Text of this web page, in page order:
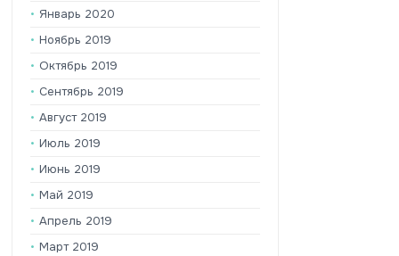
Январь 2020
Ноябрь 2019
Октябрь 2019
Сентябрь 2019
Август 2019
Июль 2019
Июнь 2019
Май 2019
Апрель 2019
Март 2019